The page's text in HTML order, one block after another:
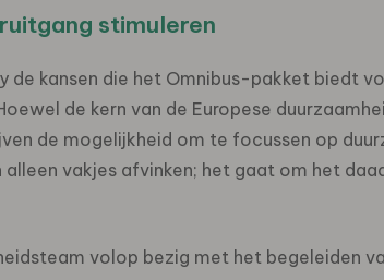
stimuleren
de kansen die het Omnibus-pakket biedt
de kern van de Europese
de mogelijkheid om te focussen op
vakjes afvinken; het gaat om het
volop bezig met het begeleiden